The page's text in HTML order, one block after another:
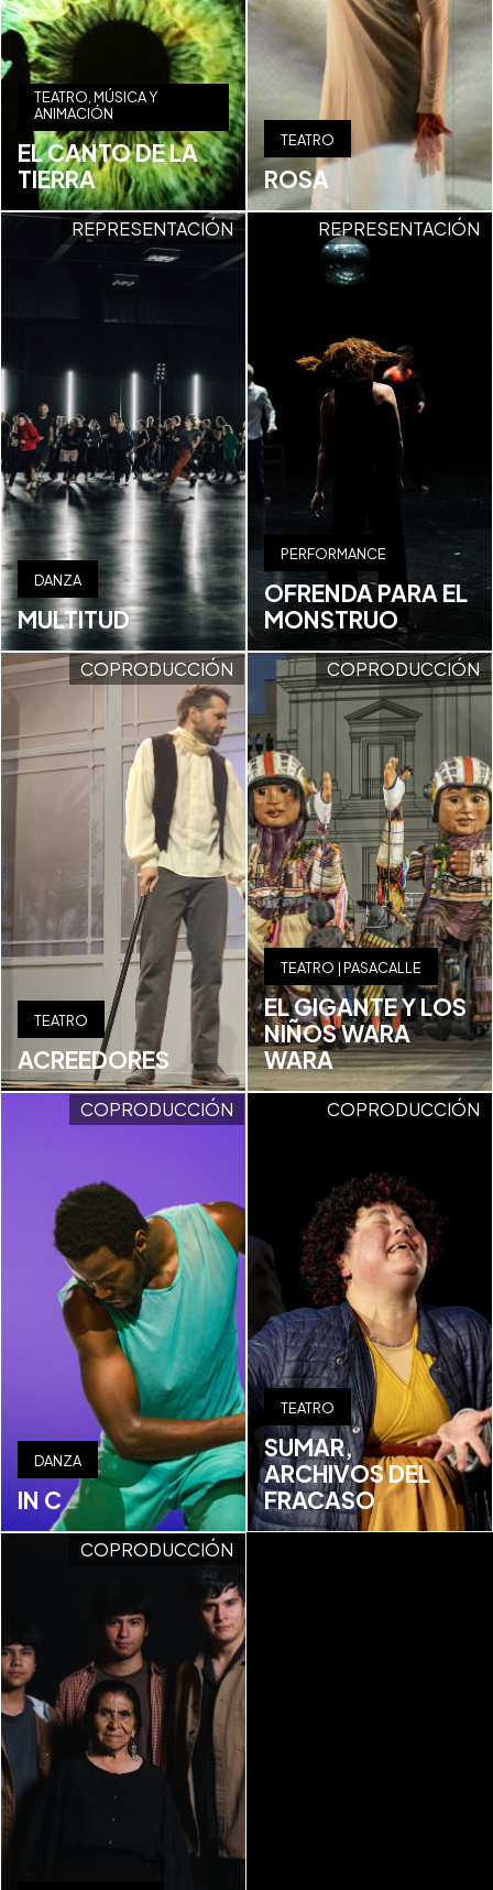
TEATRO, MÚSICA Y
ANIMACIÓN
EL CANTO DE LA
TIERRA
TEATRO
ROSA
DANZA
MULTITUD
REPRESENTACIÓN
PERFORMANCE
OFRENDA PARA EL
MONSTRUO
REPRESENTACIÓN
TEATRO
ACREEDORES
COPRODUCCIÓN
TEATRO | PASACALLE
EL GIGANTE Y LOS
NIÑOS WARA
WARA
COPRODUCCIÓN
DANZA
IN C
COPRODUCCIÓN
TEATRO
SUMAR,
ARCHIVOS DEL
FRACASO
COPRODUCCIÓN
COPRODUCCIÓN